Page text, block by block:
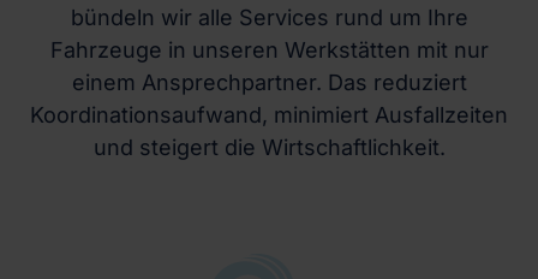
bündeln wir alle Services rund um Ihre
Fahrzeuge in unseren Werkstätten mit nur
einem Ansprechpartner. Das reduziert
Koordinationsaufwand, minimiert Ausfallzeiten
und steigert die Wirtschaftlichkeit.